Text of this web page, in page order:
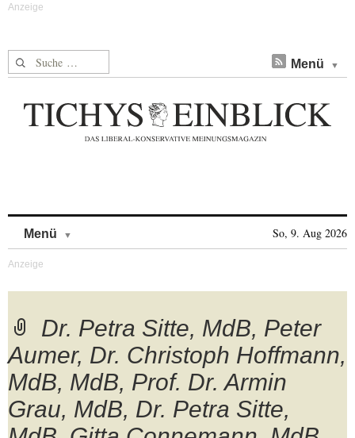
Suche nach: Menü
Menü So, 9. Aug 2026
Dr. Petra Sitte, MdB, Peter
Aumer, Dr. Christoph Hoffmann,
MdB, MdB, Prof. Dr. Armin
Grau, MdB, Dr. Petra Sitte,